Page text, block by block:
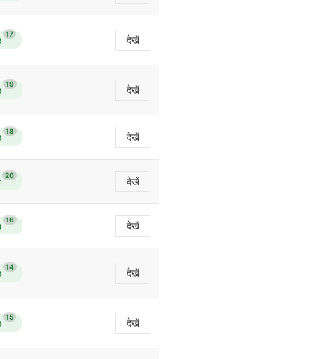
17 देखें
19 देखें
18 देखें
20 देखें
16 देखें
14 देखें
15 देखें